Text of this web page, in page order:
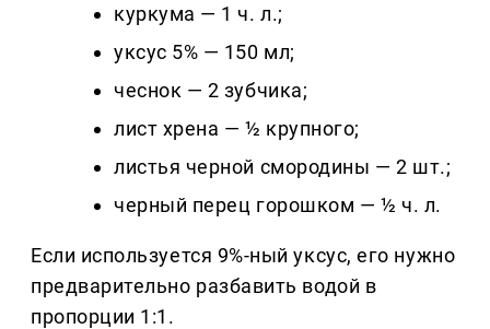
куркума — 1 ч. л.;
уксус 5% — 150 мл;
чеснок — 2 зубчика;
лист хрена — ½ крупного;
листья черной смородины — 2 шт.;
черный перец горошком — ½ ч. л.
Если используется 9%-ный уксус, его нужно
предварительно разбавить водой в
пропорции 1:1.